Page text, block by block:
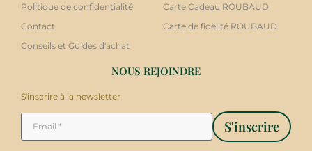
Politique de confidentialité
Contact
Conseils et Guides d'achat
Carte Cadeau ROUBAUD
Carte de fidélité ROUBAUD
NOUS REJOINDRE
S'inscrire à la newsletter
S'inscrire